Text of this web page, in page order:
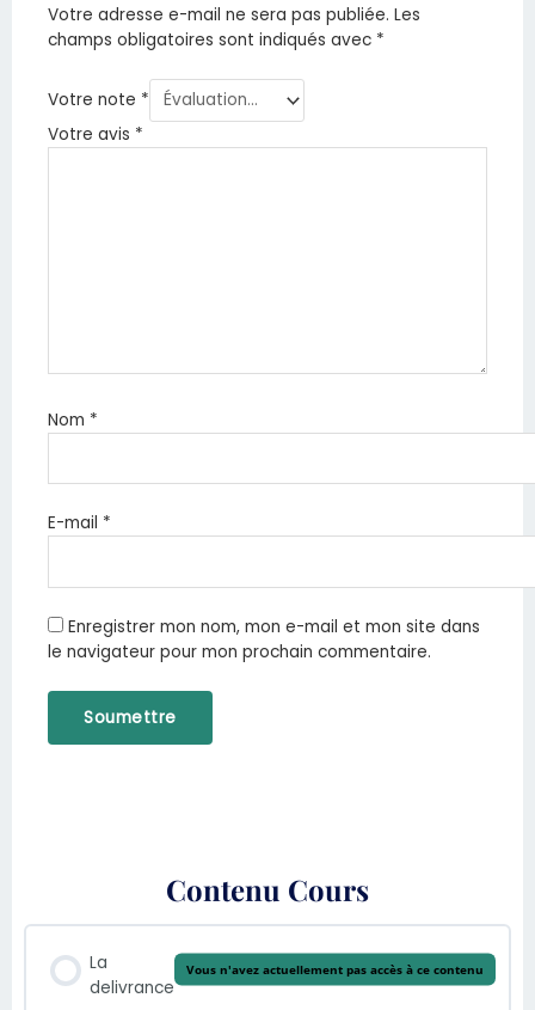
Votre adresse e-mail ne sera pas publiée. Les
champs obligatoires sont indiqués avec *
Votre note *
Votre avis *
Nom *
E-mail *
Enregistrer mon nom, mon e-mail et mon site dans
le navigateur pour mon prochain commentaire.
Contenu Cours
La
delivrance
Vous n'avez actuellement pas accès à ce contenu